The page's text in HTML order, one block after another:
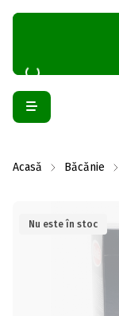
Acasă Băcănie
Nu este în stoc